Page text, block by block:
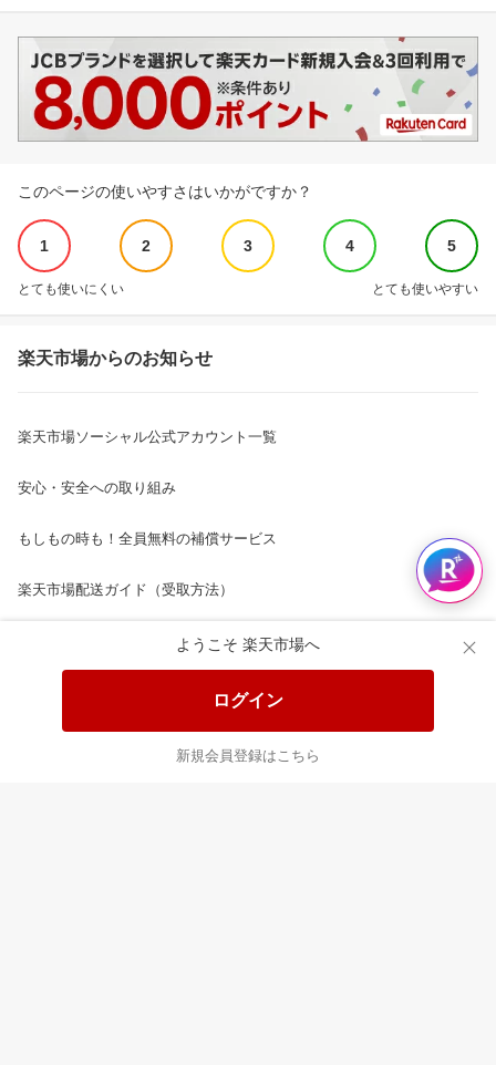
ようこそ 楽天市場へ
ログイン
新規会員登録はこちら
このページの使いやすさはいかがですか？
1 2 3 4 5
とても使いにくい とても使いやすい
楽天市場からのお知らせ
楽天市場ソーシャル公式アカウント一覧
安心・安全への取り組み
もしもの時も！全員無料の補償サービス
楽天市場配送ガイド（受取方法）
楽天にお店を開きませんか？
楽天ショッピングサービスご利用規約